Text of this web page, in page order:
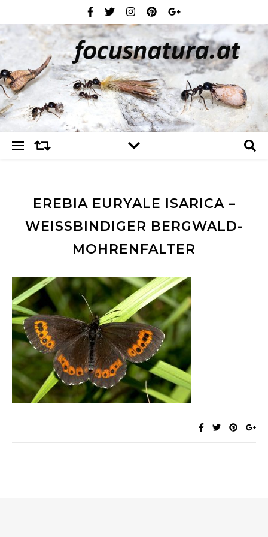
EREBIA EURYALE ISARICA –
WEISSBINDIGER BERGWALD-M
OHRENFALTER